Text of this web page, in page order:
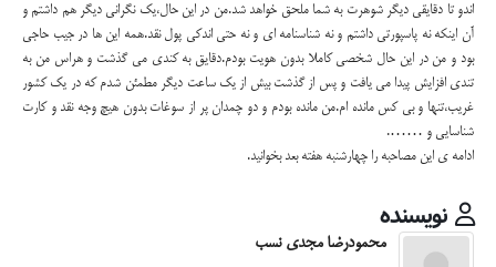
اندو تا دقایقی دیگر شوهرت به شما ملحق خواهد شد.من در این حال،یک نگرانی دیگر هم داشتم و
آن اینکه نه پاسپورتی داشتم و نه شناسنامه ای و نه حتی اندکی پول نقد.همه این ها در جیب حاجی
بود و من در این حال شخصی کاملا بدون هویت بودم.دقایق به کندی می گذشت و هراس من به
تندی افزایش پیدا می یافت و پس از گذشت بیش از یک ساعت دیگر مطمئن شدم که در یک کشور
غریب،تنها و بی کس مانده ام.من مانده بودم و دو چمدان پر از سوغات بدون هیچ وجه نقد و کارت
شناسایی و …….
ادامه ی این مصاحبه را چهارشنبه هفته بعد بخوانید.
نویسنده
محمودرضا مجدی نسب